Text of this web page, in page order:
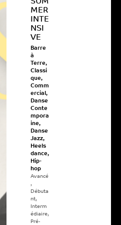
SUM
MER
INTE
NSI
VE
Barre
à
Terre,
Classi
que,
Comm
ercial,
Danse
Conte
mpora
ine,
Danse
Jazz,
Heels
dance,
Hip-
hop
Avancé
,
Débuta
nt,
Interm
édiaire,
Pré-